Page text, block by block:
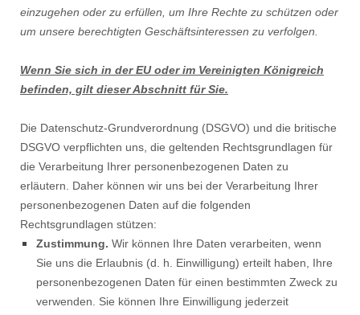
einzugehen oder zu erfüllen, um Ihre Rechte zu schützen oder
um unsere berechtigten Geschäftsinteressen zu verfolgen.
Wenn Sie sich in der EU oder im Vereinigten Königreich
befinden, gilt dieser Abschnitt für Sie.
Die Datenschutz-Grundverordnung (DSGVO) und die britische
DSGVO verpflichten uns, die geltenden Rechtsgrundlagen für
die Verarbeitung Ihrer personenbezogenen Daten zu
erläutern. Daher können wir uns bei der Verarbeitung Ihrer
personenbezogenen Daten auf die folgenden
Rechtsgrundlagen stützen:
Zustimmung. Wir können Ihre Daten verarbeiten, wenn
Sie uns die Erlaubnis (d. h. Einwilligung) erteilt haben, Ihre
personenbezogenen Daten für einen bestimmten Zweck zu
verwenden. Sie können Ihre Einwilligung jederzeit